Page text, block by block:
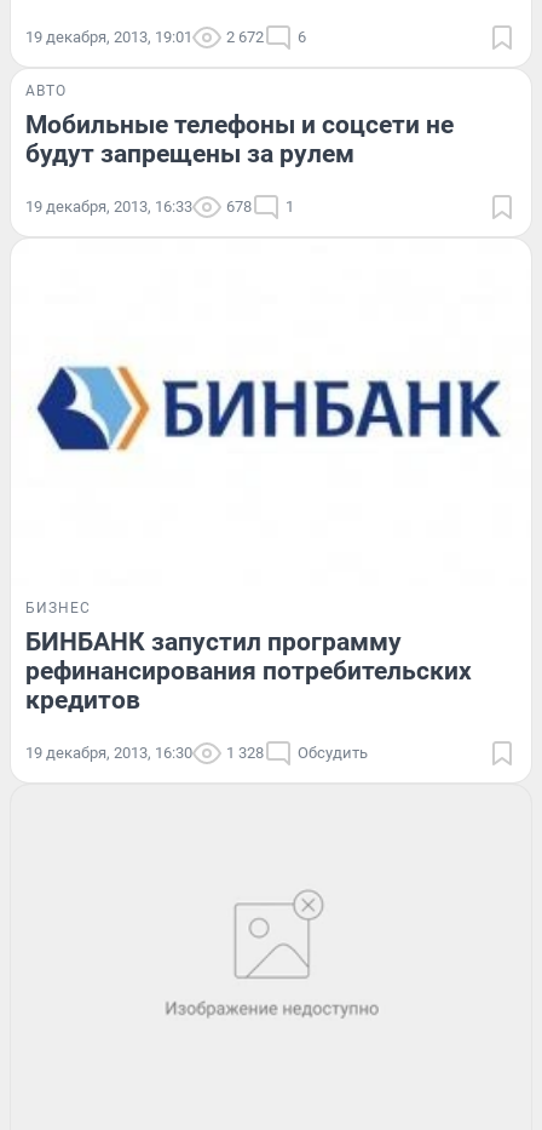
19 декабря, 2013, 19:01 2 672 6
АВТО
Мобильные телефоны и соцсети не
будут запрещены за рулем
19 декабря, 2013, 16:33 678 1
БИЗНЕС
БИНБАНК запустил программу
рефинансирования потребительских
кредитов
19 декабря, 2013, 16:30 1 328 Обсудить